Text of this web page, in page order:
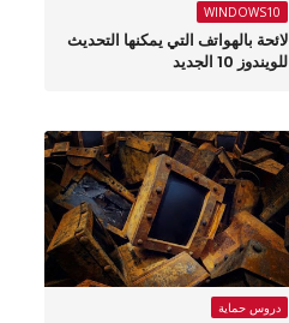
WINDOWS10
لائحة بالهواتف التي يمكنها التحديث
للويندوز 10 الجديد
دروس حماية